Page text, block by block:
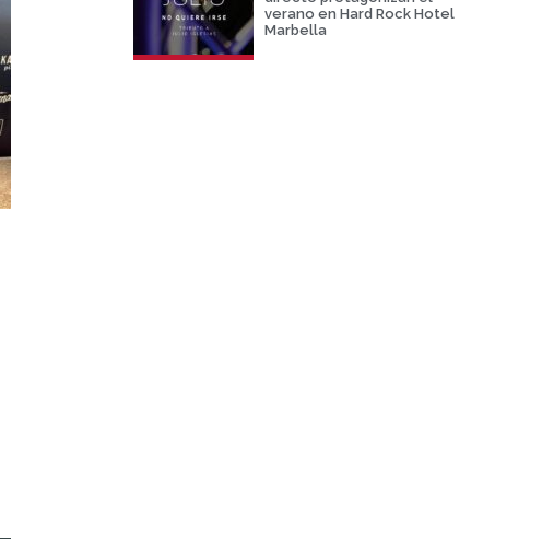
verano en Hard Rock Hotel
Marbella